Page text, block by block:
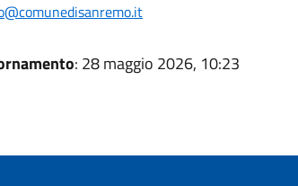
: 28 maggio 2026, 10:23